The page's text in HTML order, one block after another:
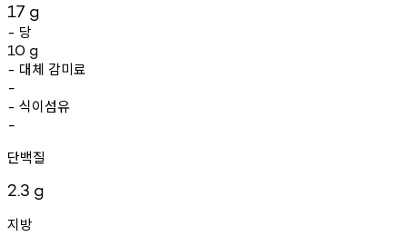
17 g
- 당
10 g
- 대체 감미료
-
- 식이섬유
-
단백질
2.3 g
지방